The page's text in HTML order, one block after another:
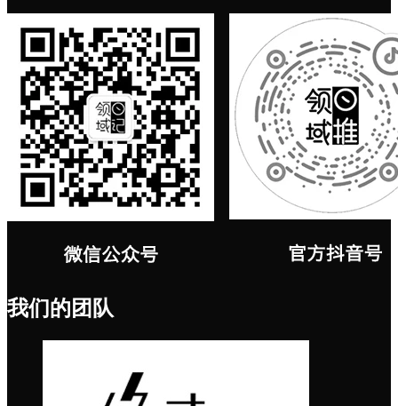
我们的团队